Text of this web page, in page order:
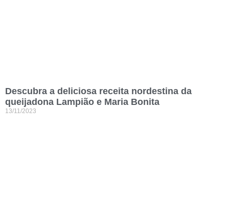
Descubra a deliciosa receita nordestina da
queijadona Lampião e Maria Bonita
13/11/2023